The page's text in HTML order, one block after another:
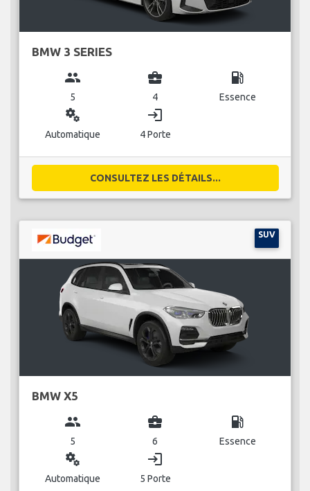
BMW 3 SERIES
group
5
business_center
4
local_gas_station
Essence
miscellaneous_services
Automatique
login
4 Porte
CONSULTEZ LES DÉTAILS...
SUV
BMW X5
group
5
business_center
6
local_gas_station
Essence
miscellaneous_services
Automatique
login
5 Porte